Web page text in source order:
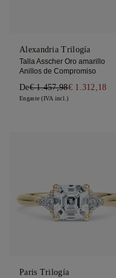
Alexandria Trilogía
Talla Asscher Oro amarillo
Anillos de Compromiso
De€ 1.457,98€ 1.312,18
Engaste (IVA incl.)
Paris Trilogía